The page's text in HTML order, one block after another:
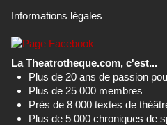
Informations légales
La Theatrotheque.com, c'est...
Plus de 20 ans de passion
Plus de 25 000 membres
Près de 8 000 textes de
Plus de 5 000 chroniques de